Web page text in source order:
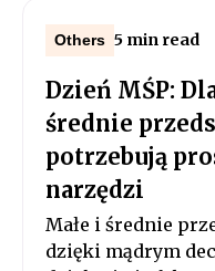
Others 5 min read
Dzień MŚP:
średnie
potrzebują
narzędzi
Małe i średnie
dzięki mądrym